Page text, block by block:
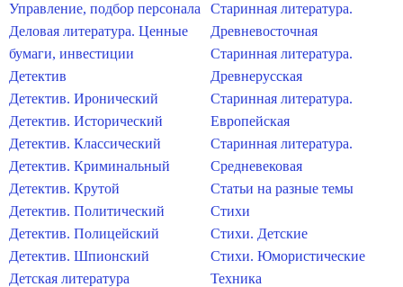
Управление, подбор персонала
Деловая литература. Ценные
бумаги, инвестиции
Детектив
Детектив. Иронический
Детектив. Исторический
Детектив. Классический
Детектив. Криминальный
Детектив. Крутой
Детектив. Политический
Детектив. Полицейский
Детектив. Шпионский
Детская литература
Старинная литература.
Древневосточная
Старинная литература.
Древнерусская
Старинная литература.
Европейская
Старинная литература.
Средневековая
Статьи на разные темы
Стихи
Стихи. Детские
Стихи. Юмористические
Техника